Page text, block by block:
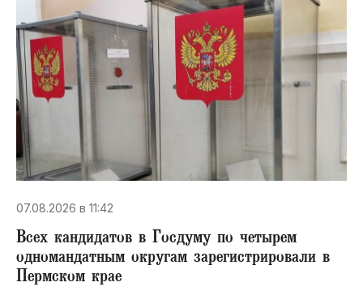
07.08.2026 в 11:42
Всех кандидатов в Госдуму по четырем
одномандатным округам зарегистрировали в
Пермском крае